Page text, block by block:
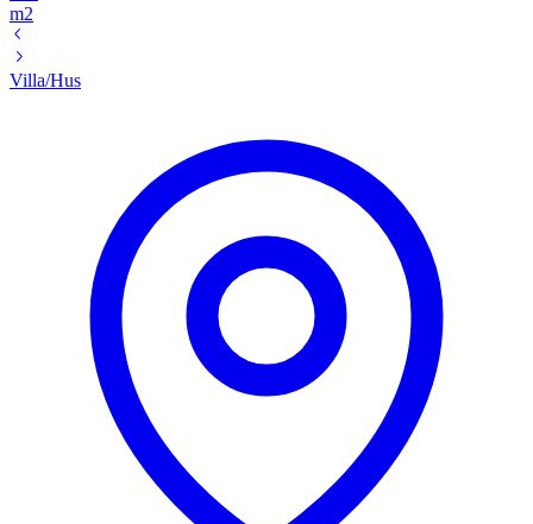
m2
Villa/Hus